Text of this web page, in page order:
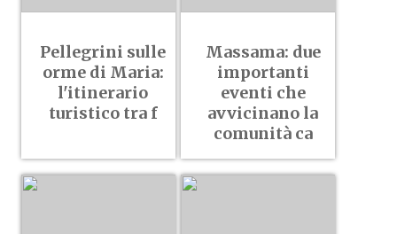
Pellegrini sulle
orme di Maria:
l'itinerario
turistico tra f
Massama: due
importanti
eventi che
avvicinano la
comunità ca